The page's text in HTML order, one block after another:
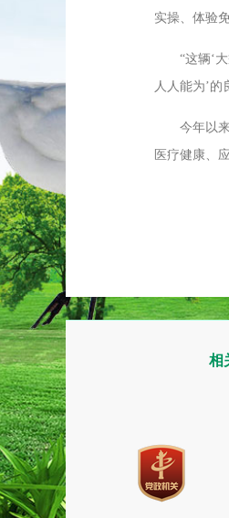
实操、体验
“这辆‘
人人能为’的
今年以
医疗健康、
相